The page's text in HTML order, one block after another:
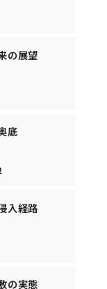
の展望
底
入経路
の実態